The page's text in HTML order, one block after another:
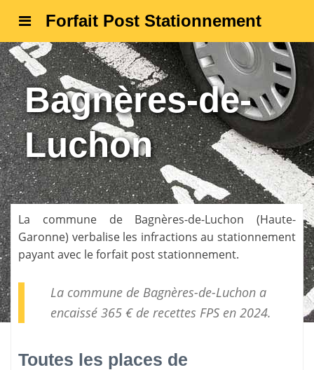
Forfait Post Stationnement
Bagnères-de-
Luchon
La commune de Bagnères-de-Luchon (Haute-
Garonne) verbalise les infractions au stationnement
payant avec le forfait post stationnement.
La commune de Bagnères-de-Luchon a
encaissé 365 € de recettes FPSen 2024.
Toutes les places de